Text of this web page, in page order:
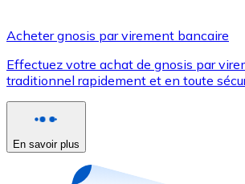
Utilisez les cartes Visa et
Acheter avec carte
Nouveau
Acheter gnosis par virement bancaire
Effectuez votre achat de gnosis par
traditionnel rapidement et en toute
En savoir plus